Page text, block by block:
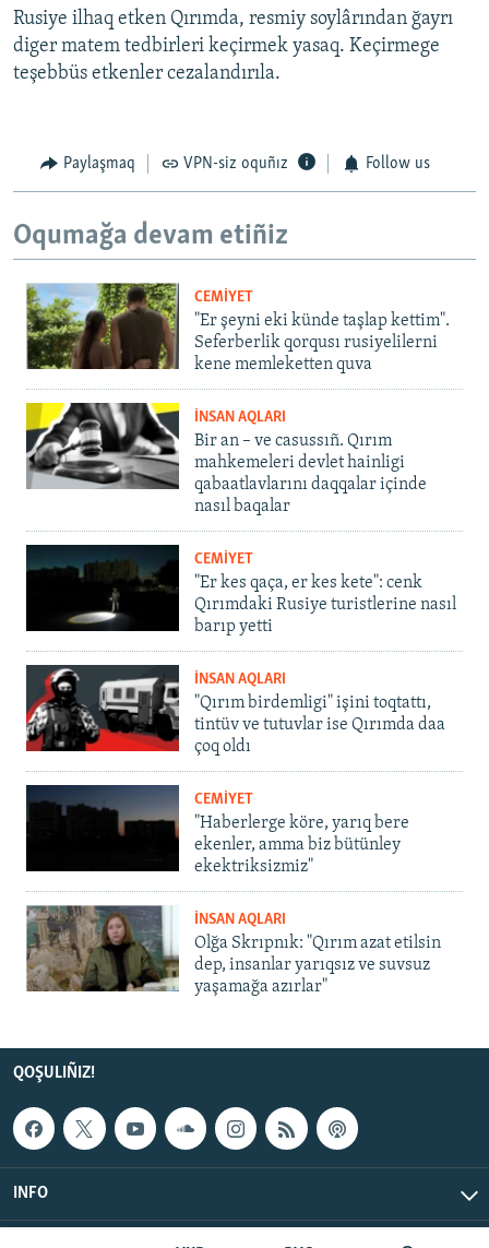
Rusiye ilhaq etken Qırımda, resmiy soylârından ğayrı
diger matem tedbirleri keçirmek yasaq. Keçirmege
teşebbüs etkenler cezalandırıla.
Paylaşmaq VPN-siz oquñız Follow us
Oqumağa devam etiñiz
CEMİYET
"Er şeyni eki künde taşlap kettim".
Seferberlik qorqusı rusiyelilerni
kene memleketten quva
İNSAN AQLARI
Bir an – ve casussıñ. Qırım
mahkemeleri devlet hainligi
qabaatlavlarını daqqalar içinde
nasıl baqalar
CEMİYET
"Er kes qaça, er kes kete": cenk
Qırımdaki Rusiye turistlerine nasıl
barıp yetti
İNSAN AQLARI
"Qırım birdemligi" işini toqtattı,
tintüv ve tutuvlar ise Qırımda daa
çoq oldı
CEMİYET
"Haberlerge köre, yarıq bere
ekenler, amma biz bütünley
ekektriksizmiz"
İNSAN AQLARI
Olğa Skrıpnık: "Qırım azat etilsin
dep, insanlar yarıqsız ve suvsuz
yaşamağa azırlar"
QOŞULIÑIZ!
INFO